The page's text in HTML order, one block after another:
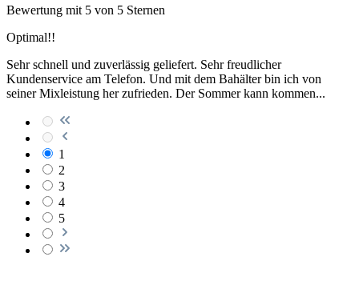
Bewertung mit 5 von 5 Sternen
Optimal!!
Sehr schnell und zuverlässig geliefert. Sehr freudlicher
Kundenservice am Telefon. Und mit dem Bahälter bin ich von
seiner Mixleistung her zufrieden. Der Sommer kann kommen...
1
2
3
4
5